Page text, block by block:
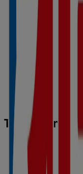
Tiendas más
Eroski